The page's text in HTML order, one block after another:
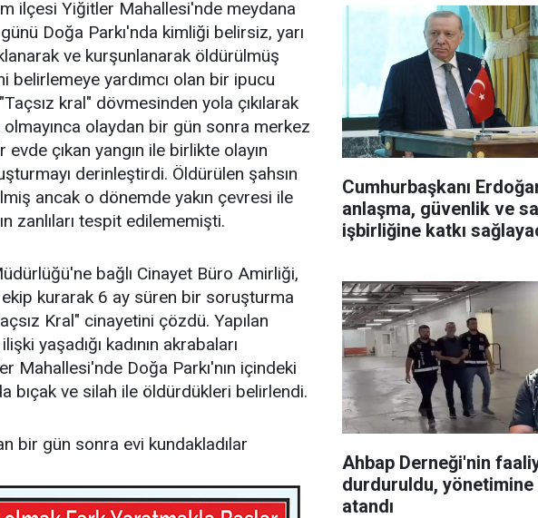
ilçesi Yiğitler Mahallesi'nde meydana
Doğa Parkı'nda kimliği belirsiz, yarı
ve kurşunlanarak öldürülmüş
belirlemeye yardımcı olan bir ipucu
kral" dövmesinden yola çıkılarak
olaydan bir gün sonra merkez
çıkan yangın ile birlikte olayın
derinleştirdi. Öldürülen şahsın
ancak o dönemde yakın çevresi ile
zanlıları tespit edilememişti.
bağlı Cinayet Büro Amirliği,
ekip kurarak 6 ay süren bir soruşturma
Kral" cinayetini çözdü. Yapılan
yaşadığı kadının akrabaları
Mahallesi'nde Doğa Parkı'nın içindeki
bıçak ve silah ile öldürdükleri belirlendi.
bir gün sonra evi kundakladılar
Cumhurbaşkanı
anlaşma, güvenlik ve
işbirliğine katkı
Ahbap Derneği'nin
durduruldu, yönetimine
atandı